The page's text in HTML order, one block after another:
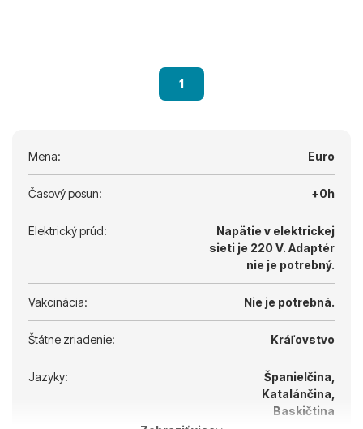
1
Mena: Euro
Časový posun: +0h
Elektrický prúd:
Napätie v elektrickej
sieti je 220 V. Adaptér
nie je potrebný.
Vakcinácia: Nie je potrebná.
Štátne zriadenie: Kráľovstvo
Jazyky:
Španielčina,
Katalánčina,
Baskičtina